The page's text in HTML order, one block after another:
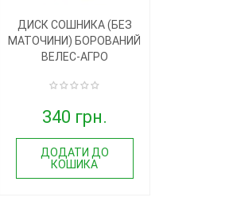
ДИСК СОШНИКА (БЕЗ
МАТОЧИНИ) БОРОВАНИЙ
ВЕЛЕС-АГРО
340 грн.
ДОДАТИ ДО
КОШИКА